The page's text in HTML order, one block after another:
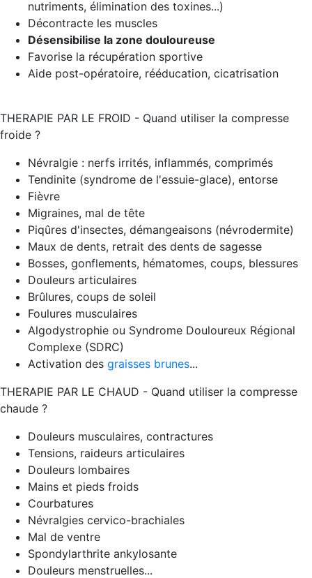
nutriments, élimination des toxines...)
Décontracte les muscles
Désensibilise la zone douloureuse
Favorise la récupération sportive
Aide post-opératoire, rééducation, cicatrisation
THERAPIE PAR LE FROID - Quand utiliser la compresse
froide ?
Névralgie : nerfs irrités, inflammés, comprimés
Tendinite (syndrome de l'essuie-glace), entorse
Fièvre
Migraines, mal de tête
Piqûres d'insectes, démangeaisons (névrodermite)
Maux de dents, retrait des dents de sagesse
Bosses, gonflements, hématomes, coups, blessures
Douleurs articulaires
Brûlures, coups de soleil
Foulures musculaires
Algodystrophie ou Syndrome Douloureux Régional
Complexe (SDRC)
Activation des graisses brunes...
THERAPIE PAR LE CHAUD - Quand utiliser la compresse
chaude ?
Douleurs musculaires, contractures
Tensions, raideurs articulaires
Douleurs lombaires
Mains et pieds froids
Courbatures
Névralgies cervico-brachiales
Mal de ventre
Spondylarthrite ankylosante
Douleurs menstruelles...